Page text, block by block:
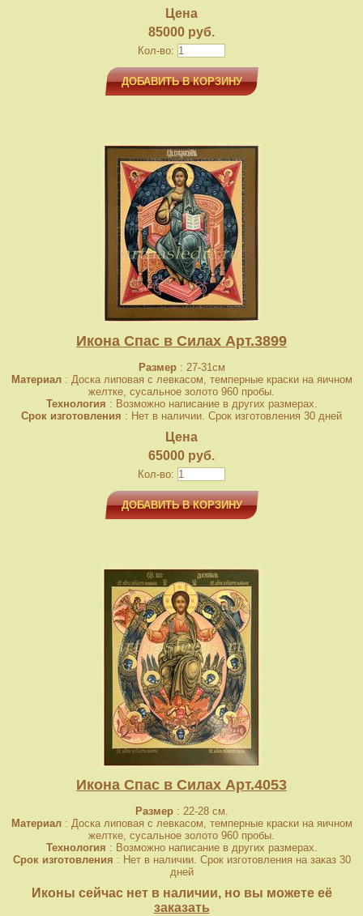
Цена
85000 руб.
Кол-во:
ДОБАВИТЬ В КОРЗИНУ
Икона Спас в Силах Арт.3899
Размер: 27-31см
Материал: Доска липовая с левкасом, темперные краски на яичном
желтке, сусальное золото 960 пробы.
Технология : Возможно написание в других размерах.
Срок изготовления : Нет в наличии. Срок изготовления 30 дней
Цена
65000 руб.
Кол-во:
ДОБАВИТЬ В КОРЗИНУ
Икона Спас в Силах Арт.4053
Размер: 22-28 см.
Материал: Доска липовая с левкасом, темперные краски на яичном
желтке, сусальное золото 960 пробы.
Технология : Возможно написание в других размерах.
Срок изготовления : Нет в наличии. Срок изготовления на заказ 30
дней
Иконы сейчас нет в наличии, но вы можете её
заказать